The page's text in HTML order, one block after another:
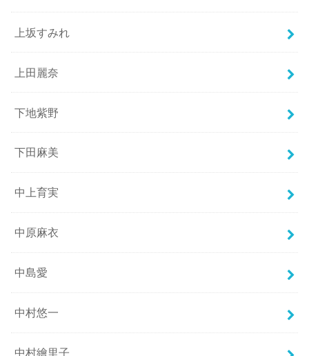
上坂すみれ
上田麗奈
下地紫野
下田麻美
中上育実
中原麻衣
中島愛
中村悠一
中村繪里子